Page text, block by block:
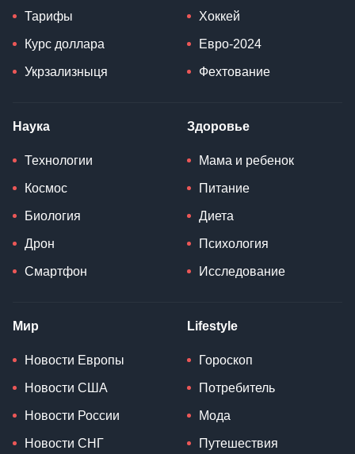
Тарифы
Курс доллара
Укрзализныця
Хоккей
Евро-2024
Фехтование
Наука
Технологии
Космос
Биология
Дрон
Смартфон
Здоровье
Мама и ребенок
Питание
Диета
Психология
Исследование
Мир
Новости Европы
Новости США
Новости России
Новости СНГ
Lifestyle
Гороскоп
Потребитель
Мода
Путешествия